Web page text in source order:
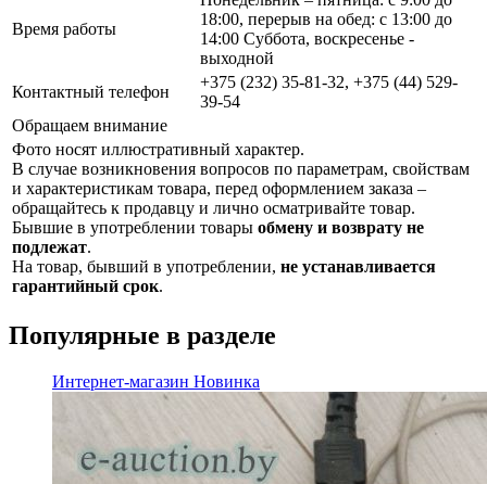
Время работы
18:00, перерыв на обед: с 13:00 до
14:00 Суббота, воскресенье -
выходной
Контактный телефон
+375 (232) 35-81-32, +375 (44) 529-
39-54
Обращаем внимание
Фото носят иллюстративный характер.
В случае возникновения вопросов по параметрам, свойствам
и характеристикам товара, перед оформлением заказа –
обращайтесь к продавцу и лично осматривайте товар.
Бывшие в употреблении товары обмену и возврату не
подлежат.
На товар, бывший в употреблении, не устанавливается
гарантийный срок.
Популярные в разделе
Интернет-магазин Новинка